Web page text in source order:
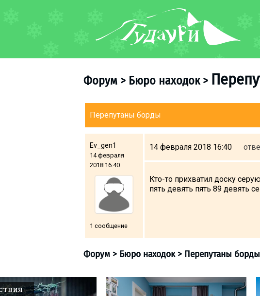
Форум > Бюро находок>
Перепутаны борды
Ev_gen1
14 февраля
2018 16:40
1 сообщение
14 февраля 2018 16:40
Кто-то прихватил доску
пять девять пять 89 девять
Дети в Гудаури
Календарь событий
Телеграм-канал
Гудаури
INFO
Квартиры